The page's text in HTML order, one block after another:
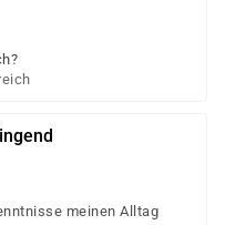
meinen Alltag